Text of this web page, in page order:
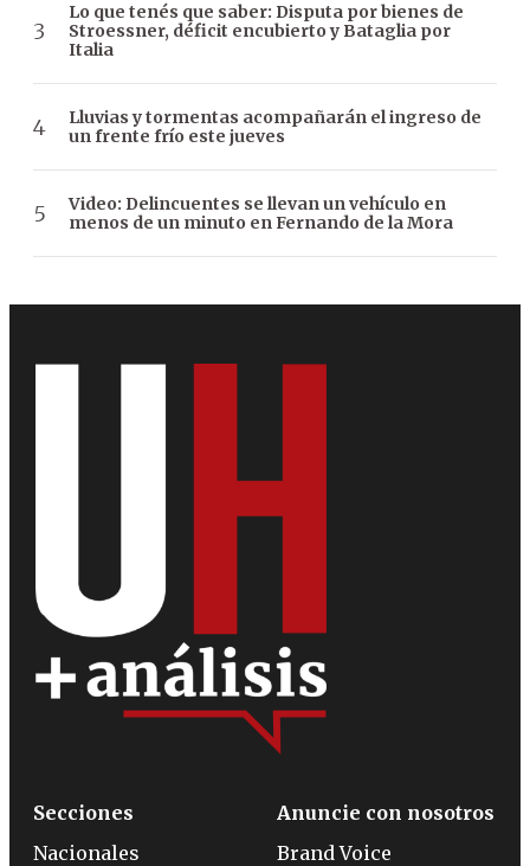
Lo que tenés que saber: Disputa por bienes de
Stroessner, déficit encubierto y Bataglia por
Italia
Lluvias y tormentas acompañarán el ingreso de
un frente frío este jueves
Video: Delincuentes se llevan un vehículo en
menos de un minuto en Fernando de la Mora
Secciones
Nacionales
Anuncie con nosotros
Brand Voice